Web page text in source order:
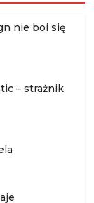
nie boi się
– strażnik